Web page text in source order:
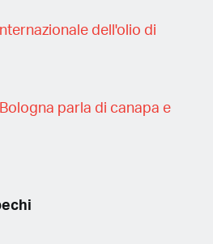
dell'olio di
parla di canapa e